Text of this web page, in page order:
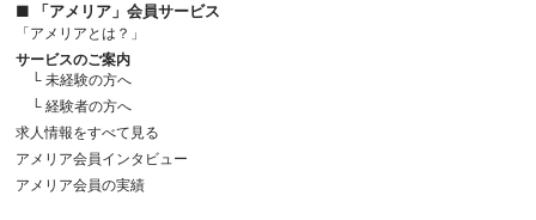
■ 「アメリア」会員サービス
「アメリアとは？」
サービスのご案内
└ 未経験の方へ
└ 経験者の方へ
求人情報をすべて見る
アメリア会員インタビュー
アメリア会員の実績